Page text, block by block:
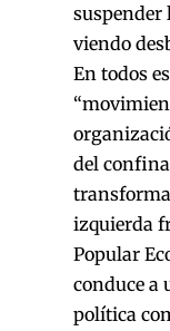
suspender
viendo
En todos
del
izquierda
Popular
conduce a
política